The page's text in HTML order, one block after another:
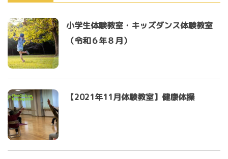
小学生体験教室・キッズダンス体験教室
（令和６年８月）
【2021年11月体験教室】健康体操